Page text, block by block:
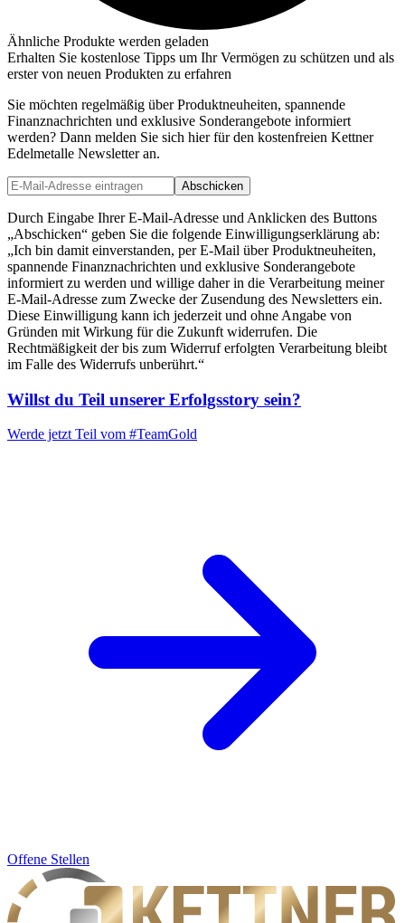
Ähnliche Produkte werden geladen
Erhalten Sie kostenlose Tipps um Ihr Vermögen zu schützen und als
erster von neuen Produkten zu erfahren
Sie möchten regelmäßig über Produktneuheiten, spannende
Finanznachrichten und exklusive Sonderangebote informiert
werden? Dann melden Sie sich hier für den kostenfreien Kettner
Edelmetalle Newsletter an.
Abschicken
Durch Eingabe Ihrer E-Mail-Adresse und Anklicken des Buttons
„Abschicken“ geben Sie die folgende Einwilligungserklärung ab:
„Ich bin damit einverstanden, per E-Mail über Produktneuheiten,
spannende Finanznachrichten und exklusive Sonderangebote
informiert zu werden und willige daher in die Verarbeitung meiner
E-Mail-Adresse zum Zwecke der Zusendung des Newsletters ein.
Diese Einwilligung kann ich jederzeit und ohne Angabe von
Gründen mit Wirkung für die Zukunft widerrufen. Die
Rechtmäßigkeit der bis zum Widerruf erfolgten Verarbeitung bleibt
im Falle des Widerrufs unberührt.“
Willst du Teil unserer Erfolgsstory sein?
Werde jetzt Teil vom #TeamGold
Offene Stellen